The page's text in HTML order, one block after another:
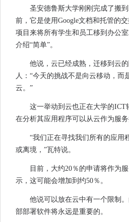
圣安德鲁斯大学刚刚完成了搬
前，它是使用Google文档和托管的
项目来将所有学生和员工移到办公
介绍“简单”。
他说，云已经成熟，迁移到云
人：“今天的挑战不是向云移动，而
云。”
这一举动到云也正在大学的
在分析其应用程序可以从云作为服务
“我们正在寻找我们所有的应用
或离境，”瓦特说。
目前，大约20％的申请将作为
示，这可能会增加到约50％。
他说可以放在云中有一个限制
部部署软件将永远是重要的。